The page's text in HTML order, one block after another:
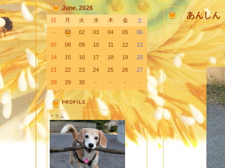
June, 2026
日 月 火 水 木 金
土
-
01 02 03 04 05 06
07 08 09 10 11 12 13
14 15 16 17 18 19 20
21 22 23 24 25 26 27
28 29 30 - - - -
PROFILE
＊ラム
あんしん